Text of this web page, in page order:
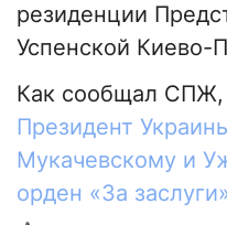
резиденции
Успенской Киево-
Как сообщал СПЖ,
Президент
Мукачевскому и
орден «За